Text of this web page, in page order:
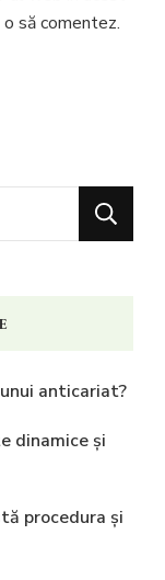
să comentez.
anticariat?
dinamice și
procedura și